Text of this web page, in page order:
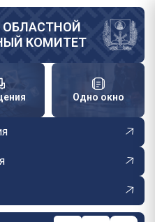
КОМИТЕТ
Одно окно